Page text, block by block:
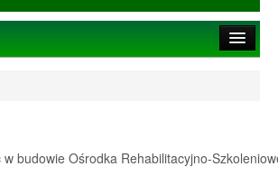
budowie Ośrodka Rehabilitacyjno-